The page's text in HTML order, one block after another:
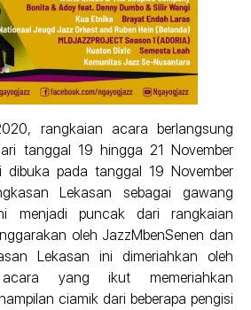
rangkaian acara berlangsung
tanggal 19 hingga 21 November
dibuka pada tanggal 19 November
Lekasan sebagai gawang
menjadi puncak dari rangkaian
oleh JazzMbenSenen dan
Lekasan ini dimeriahkan oleh
yang ikut memeriahkan
ciamik dari beberapa pengisi